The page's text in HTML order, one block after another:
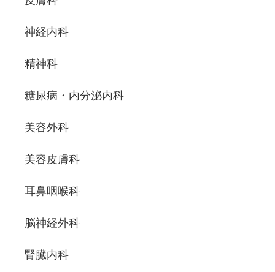
神経内科
精神科
糖尿病・内分泌内科
美容外科
美容皮膚科
耳鼻咽喉科
脳神経外科
腎臓内科